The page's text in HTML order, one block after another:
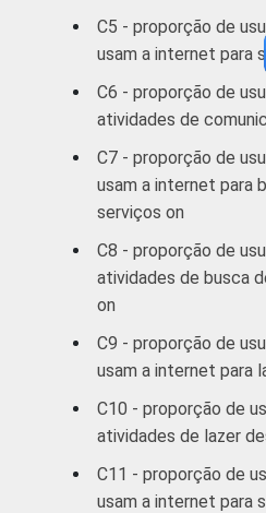
De 35 a
anos
De 45 a
anos
60 anos
RENDA
FAMILIAR
Até 1
SM até
SM até
Mais
SM até
C5 - proporção de
usam a internet para
C6 - proporção de
atividades de
C7 - proporção de
usam a internet para
serviços on
C8 - proporção de
atividades de busca
on
C9 - proporção de
usam a internet para
C10 - proporção de
atividades de lazer
C11 - proporção de
usam a internet para